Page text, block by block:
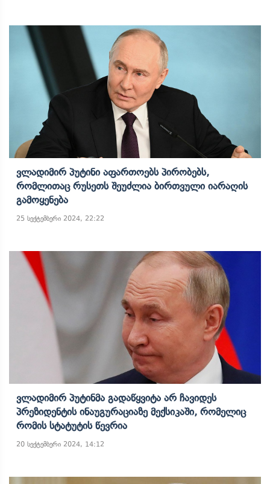
Ვლადიმირ Პუტინი Აფართოებს Პირობებს,
Რომლითაც Რუსეთს Შეუძლია Ბირთვული Იარაღის
Გამოყენება
25 სექტემბერი 2024, 22:22
Ვლადიმირ Პუტინმა Გადაწყვიტა Არ Ჩავიდეს
Პრეზიდენტის Ინაუგურაციაზე Მექსიკაში, Რომელიც
Რომის Სტატუტის Წევრია
20 სექტემბერი 2024, 14:12